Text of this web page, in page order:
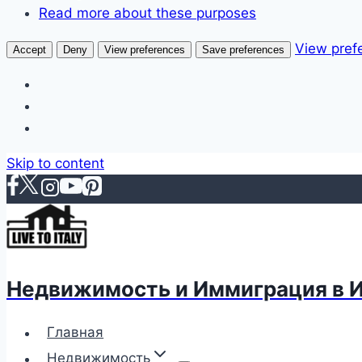
Read more about these purposes
Accept Deny View preferences Save preferences View
Skip to content
Недвижимость и Иммиграция в
Главная
Недвижимость